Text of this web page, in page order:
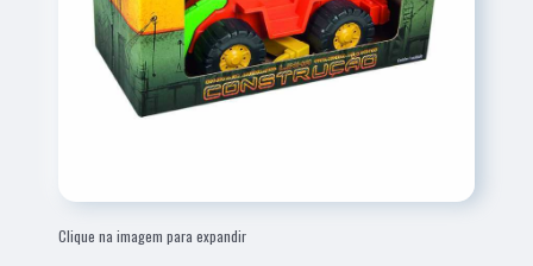
Clique na imagem para expandir